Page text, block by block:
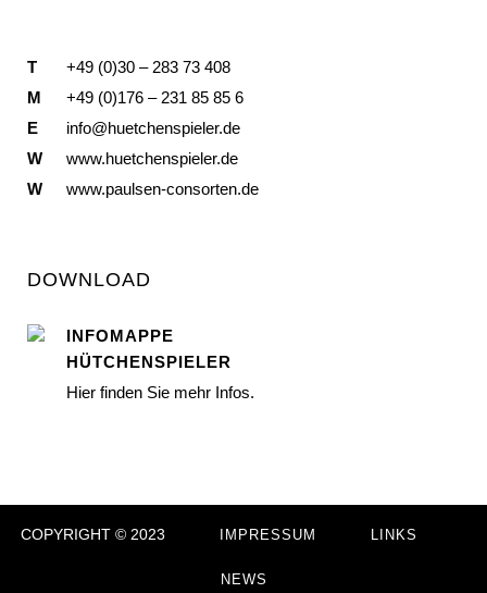
T
+49 (0)30 – 283 73 408
M
+49 (0)176 – 231 85 85 6
E
info@huetchenspieler.de
W
www.huetchenspieler.de
W
www.paulsen-consorten.de
DOWNLOAD
INFOMAPPE
HÜTCHENSPIELER
Hier finden Sie mehr Infos.
COPYRIGHT © 2023 IMPRESSUM LINKS
NEWS